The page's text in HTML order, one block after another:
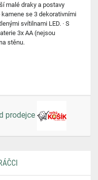
malé draky a postavy
kamene se 3 dekorativními
svítilnami LED. · S
3x AA (nejsou
stěnu.
prodejce